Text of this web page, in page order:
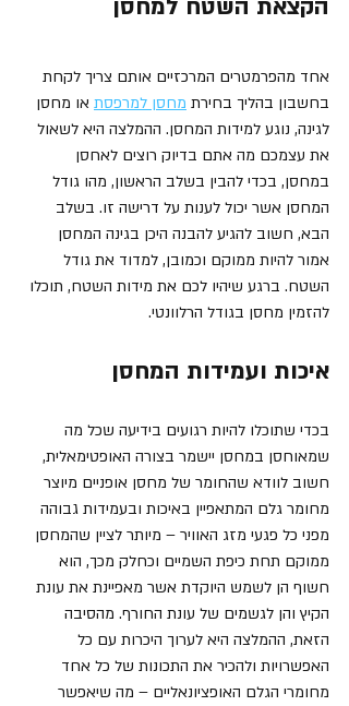
הקצאת השטח למחסן
אחד מהפרמטרים המרכזיים אותם צריך לקחת
בחשבון בהליך בחירת מחסן למרפסת או מחסן
לגינה, נוגע למידות המחסן. ההמלצה היא לשאול
את עצמכם מה אתם בדיוק רוצים לאחסן
במחסן, בכדי להבין בשלב הראשון, מהו גודל
המחסן אשר יכול לענות על דרישה זו. בשלב
הבא, חשוב להגיע להבנה היכן בגינה המחסן
אמור להיות ממוקם וכמובן, למדוד את גודל
השטח. ברגע שיהיו לכם את מידות השטח, תוכלו
להזמין מחסן בגודל הרלוונטי.
איכות ועמידות המחסן
בכדי שתוכלו להיות רגועים בידיעה שכל מה
שמאוחסן במחסן יישמר בצורה האופטימאלית,
חשוב לוודא שהחומר של מחסן אופניים מיוצר
מחומר גלם המתאפיין באיכות ובעמידות גבוהה
מפני כל פגעי מזג האוויר – מיותר לציין שהמחסן
ממוקם תחת כיפת השמיים וכחלק מכך, הוא
חשוף הן לשמש היוקדת אשר מאפיינת את עונת
הקיץ והן לגשמים של עונת החורף. מהסיבה
הזאת, ההמלצה היא לערוך היכרות עם כל
האפשרויות ולהכיר את התכונות של כל אחד
מחומרי הגלם האופציונאליים – מה שיאפשר